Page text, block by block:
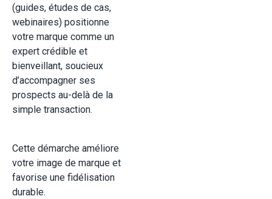
(guides, études de cas,
webinaires) positionne
votre marque comme un
expert crédible et
bienveillant, soucieux
d’accompagner ses
prospects au-delà de la
simple transaction.
Cette démarche améliore
votre image de marque et
favorise une fidélisation
durable.